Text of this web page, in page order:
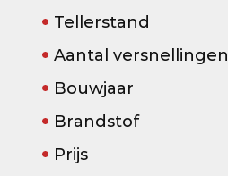
Tellerstand
Aantal versnellingen
Bouwjaar
Brandstof
Prijs